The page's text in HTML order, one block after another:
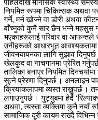
पहिलेदेखि मानसिक स्वास्थ्य
नियमित रूपमा चिकित्सक अथवा
गर्ने, मर्न खोज्ने वा डोरी अथवा
बाँच्नुको कुनै सार छैन भन्ने महसुस
भएकाहरूलाई परिवार वा आफन्तले
उनीहरूको आधारभूत आवश्यकतामा
जीवनयापनका लागि सुझाव दिनुपर्छ
खेलकुद वा नाचगानमा प्रेरित
तालिका बनाएर नियमित
सुत्ने प्रेरणा दिनुपर्छ । अनलाइन
क्रियाकलापमा व्यस्त राख्नुपर्छ ।
लगाउनुपर्छ । युट्युबमा हेर्दै
अथवा, त्यस्ता व्यक्तिमा कुनै नयाँ
सामाजिक दूरी कायम राख्दै